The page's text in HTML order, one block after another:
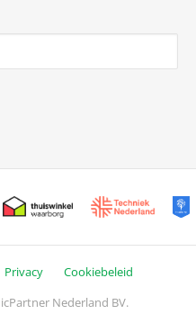
Privacy
Cookiebeleid
Nederland BV.